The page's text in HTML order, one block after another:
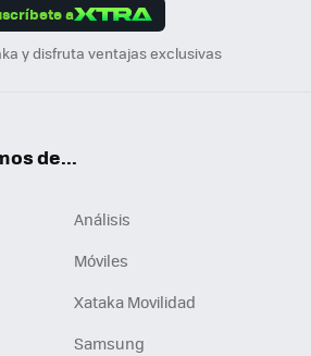
a
y disfruta ventajas exclusivas
de...
Análisis
Móviles
Xataka Movilidad
Samsung